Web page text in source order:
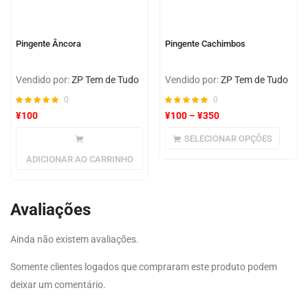
Pingente Âncora
Vendido por:ZP Tem de Tudo
0
¥100
ADICIONAR AO CARRINHO
Pingente Cachimbos
Vendido por:ZP Tem de Tudo
0
¥100 –¥350
SELECIONAR OPÇÕES
Avaliações
Ainda não existem avaliações.
Somente clientes logados que compraram este produto podem
deixar um comentário.